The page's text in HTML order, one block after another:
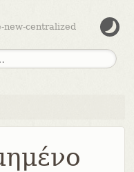
new-centralized